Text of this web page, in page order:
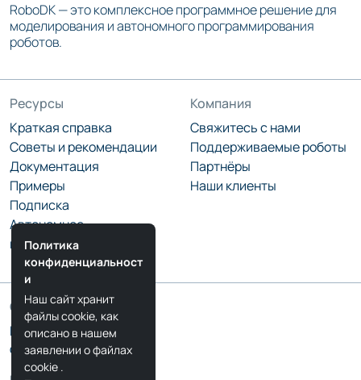
RoboDK — это комплексное программное решение для
моделирования и автономного программирования
роботов.
Ресурсы
Краткая справка
Советы и рекомендации
Документация
Примеры
Подписка
Автономное
программирование
Компания
Свяжитесь с нами
Поддерживаемые роботы
Партнёры
Наши клиенты
Сообщество
Блог RoboDK
Форум RoboDK
Политика
конфиденциальност
и
Наш сайт хранит
файлы cookie, как
описано в нашем
заявлении о файлах
cookie .